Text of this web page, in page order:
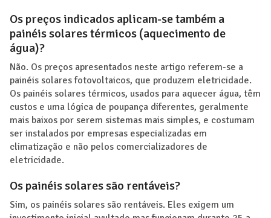
Os preços indicados aplicam-se também a
painéis solares térmicos (aquecimento de
água)?
Não. Os preços apresentados neste artigo referem-se a
painéis solares fotovoltaicos, que produzem eletricidade.
Os painéis solares térmicos, usados para aquecer água, têm
custos e uma lógica de poupança diferentes, geralmente
mais baixos por serem sistemas mais simples, e costumam
ser instalados por empresas especializadas em
climatização e não pelos comercializadores de
eletricidade.
Os painéis solares são rentáveis?
Sim, os painéis solares são rentáveis. Eles exigem um